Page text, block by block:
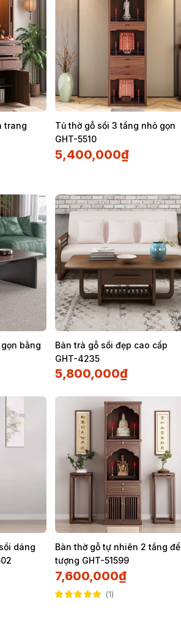
trang
Tủ thờ gỗ sồi 3 tầng nhỏ gọn
GHT-5510
5,400,000₫
bằng
Bàn trà gỗ sồi đẹp cao cấp
GHT-4235
5,800,000₫
dáng
Bàn thờ gỗ tự nhiên 2 tầng để
tượng GHT-51599
7,600,000₫
1